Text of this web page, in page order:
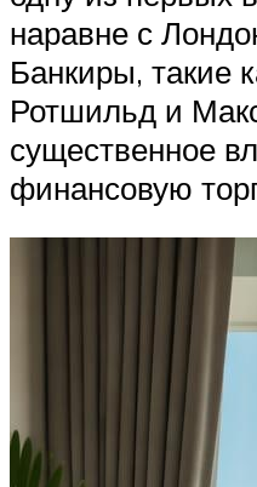
наравне с
Банкиры, такие
Ротшильд и
существенное
финансовую